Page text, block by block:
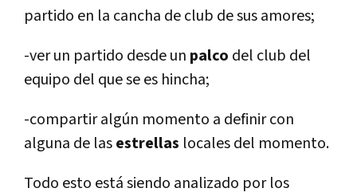
partido en la cancha de club de sus amores;
-ver un partido desde un palco del club del
equipo del que se es hincha;
-compartir algún momento a definir con
alguna de lasestrellas locales del momento.
Todo esto está siendo analizado por los